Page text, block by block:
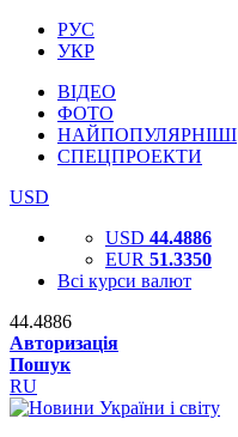
РУС
УКР
ВІДЕО
ФОТО
НАЙПОПУЛЯРНІШІ
СПЕЦПРОЕКТИ
USD
USD 44.4886
EUR 51.3350
Всі курси валют
44.4886
Авторизація
Пошук
RU